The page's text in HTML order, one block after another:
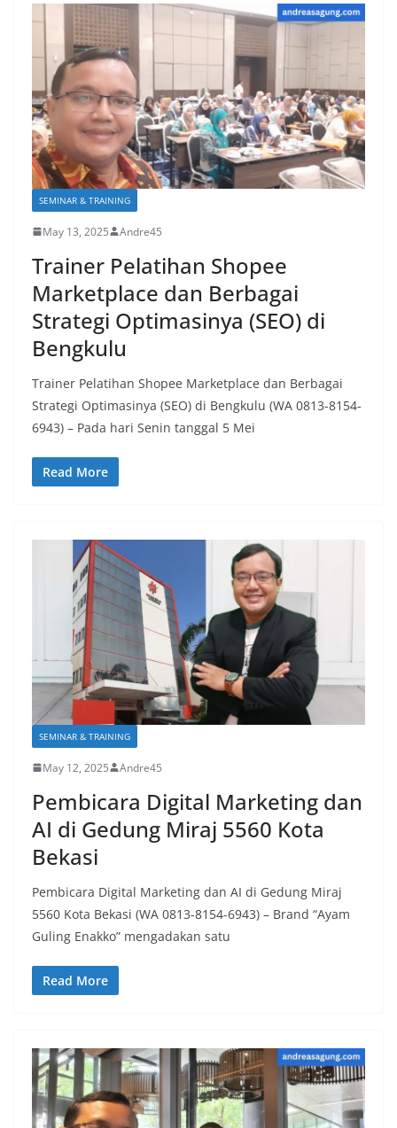
SEMINAR & TRAINING
May 13, 2025 Andre45
Trainer Pelatihan Shopee
Marketplace dan Berbagai
Strategi Optimasinya (SEO) di
Bengkulu
Trainer Pelatihan Shopee Marketplace dan Berbagai
Strategi Optimasinya (SEO) di Bengkulu (WA 0813-8154-
6943) – Pada hari Senin tanggal 5 Mei
Read More
SEMINAR & TRAINING
May 12, 2025 Andre45
Pembicara Digital Marketing dan
AI di Gedung Miraj 5560 Kota
Bekasi
Pembicara Digital Marketing dan AI di Gedung Miraj
5560 Kota Bekasi (WA 0813-8154-6943) – Brand “Ayam
Guling Enakko” mengadakan satu
Read More